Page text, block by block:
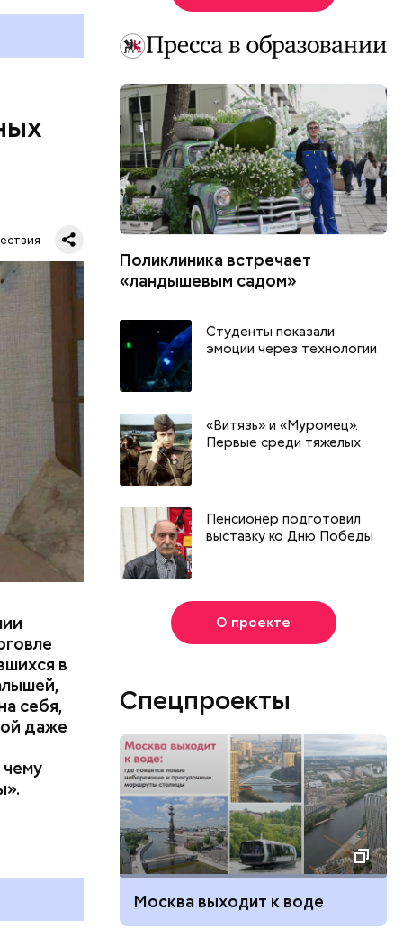
в
себя,
даже
ее
Поликлиника встречает
«ландышевым садом»
Студенты показали
эмоции через технологии
«Витязь» и «Муромец».
Первые среди тяжелых
Пенсионер подготовил
выставку ко Дню Победы
О проекте
Спецпроекты
Москва выходит к воде